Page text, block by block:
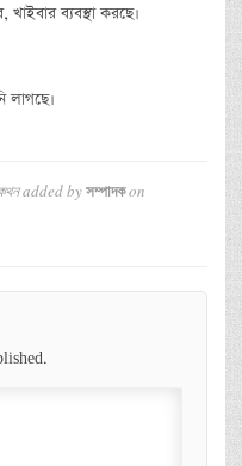
ব্যবস্থা করছে।
লাগছে।
added by সম্পাদকon